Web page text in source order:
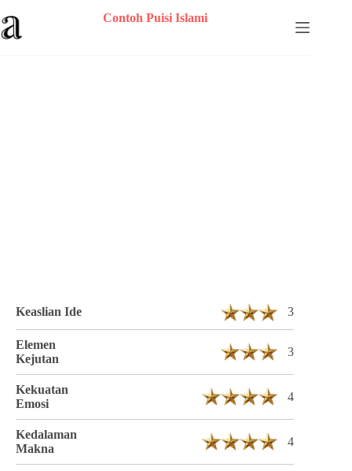
to
content
Contoh Puisi Islami
Keaslian Ide 3
Elemen
Kejutan
3
Kekuatan
Emosi
4
Kedalaman
Makna
4